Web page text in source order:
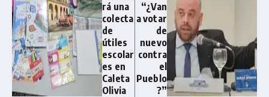
rá una
colecta
de
útiles
escolar
es en
Caleta
Olivia
“¿Van
a votar
de
nuevo
contra
el
Pueblo
?”